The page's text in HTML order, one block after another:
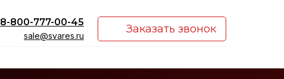
8-800-777-00-45
sale@svares.ru
Заказать звонок